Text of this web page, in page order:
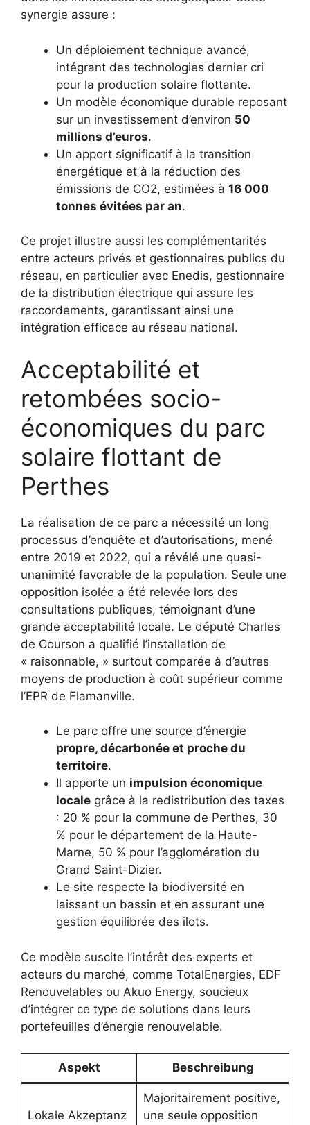
synergie assure :
Un déploiement technique avancé,
intégrant des technologies dernier cri
pour la production solaire flottante.
Un modèle économique durable reposant
sur un investissement d’environ 50
millions d’euros.
Un apport significatif à la transition
énergétique et à la réduction des
émissions de CO2, estimées à 16 000
tonnes évitées par an.
Ce projet illustre aussi les complémentarités
entre acteurs privés et gestionnaires publics du
réseau, en particulier avec Enedis, gestionnaire
de la distribution électrique qui assure les
raccordements, garantissant ainsi une
intégration efficace au réseau national.
Acceptabilité et
retombées socio-
économiques du parc
solaire flottant de
Perthes
La réalisation de ce parc a nécessité un long
processus d’enquête et d’autorisations, mené
entre 2019 et 2022, qui a révélé une quasi-
unanimité favorable de la population. Seule une
opposition isolée a été relevée lors des
consultations publiques, témoignant d’une
grande acceptabilité locale. Le député Charles
de Courson a qualifié l’installation de
« raisonnable, » surtout comparée à d’autres
moyens de production à coût supérieur comme
l’EPR de Flamanville.
Le parc offre une source d’énergie
propre, décarbonée et proche du
territoire.
Il apporte un impulsion économique
locale grâce à la redistribution des taxes
: 20 % pour la commune de Perthes, 30
% pour le département de la Haute-
Marne, 50 % pour l’agglomération du
Grand Saint-Dizier.
Le site respecte la biodiversité en
laissant un bassin et en assurant une
gestion équilibrée des îlots.
Ce modèle suscite l’intérêt des experts et
acteurs du marché, comme TotalEnergies, EDF
Renouvelables ou Akuo Energy, soucieux
d’intégrer ce type de solutions dans leurs
portefeuilles d’énergie renouvelable.
Aspekt Beschreibung
Lokale Akzeptanz
Majoritairement positive,
une seule opposition